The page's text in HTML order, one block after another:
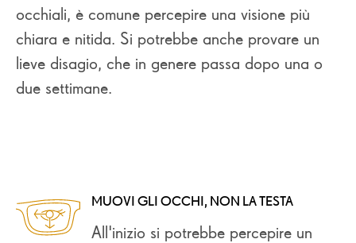
occhiali, è comune percepire una visione più
chiara e nitida. Si potrebbe anche provare un
lieve disagio, che in genere passa dopo una o
due settimane.
MUOVI GLI OCCHI, NON LA TESTA
All'inizio si potrebbe percepire un